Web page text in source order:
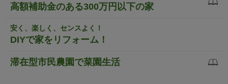
高額補助金のある300万円以下の家
安く、楽しく、センスよく！
DIYで家をリフォーム！
滞在型市民農園で菜園生活